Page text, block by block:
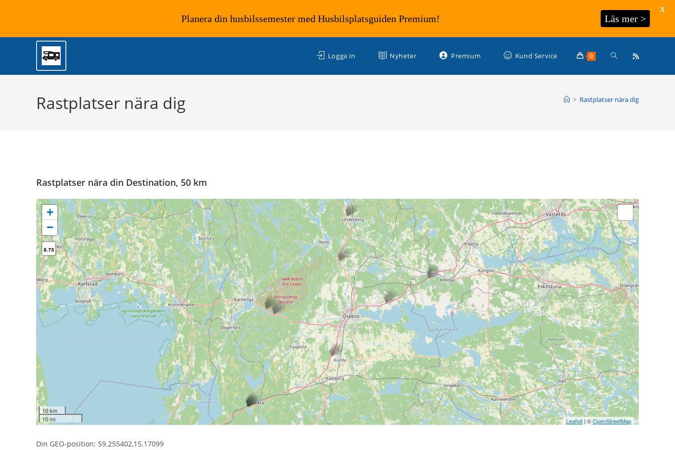
Logga in Nyheter Premium Kund Service 0 Slå
Rastplatser nära dig > Rastplatser nära dig
Rastplatser nära din Destination, 50 km
+
−
8.75
10 km
10 mi
Leaflet | ©OpenStreetMap
Din GEO-position: 59.255402,15.17099
Planera din husbilssemester med Husbilsplatsguiden Premium! Läs mer >
X